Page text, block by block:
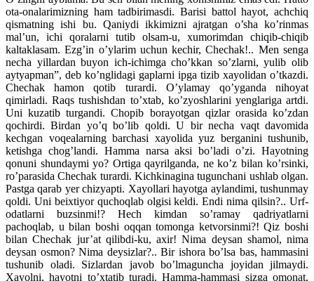
ota-onalarimizning ham tadbirimasdi. Barisi battol hayot, achchiq
qismatning ishi bu. Qaniydi ikkimizni ajratgan o’sha ko’rinmas
mal’un, ichi qoralarni tutib olsam-u, xumorimdan chiqib-chiqib
kaltaklasam. Ezg’in o’ylarim uchun kechir, Chechak!.. Men senga
necha yillardan buyon ich-ichimga cho’kkan so’zlarni, yulib olib
aytyapman”, deb ko’nglidagi gaplarni ipga tizib xayolidan o’tkazdi.
Chechak hamon qotib turardi. O’ylamay qo’yganda nihoyat
qimirladi. Raqs tushishdan to’xtab, ko’zyoshlarini yenglariga artdi.
Uni kuzatib turgandi. Chopib borayotgan qizlar orasida ko’zdan
qochirdi. Birdan yo’q bo’lib qoldi. U bir necha vaqt davomida
kechgan voqealarning barchasi xayolida yuz berganini tushunib,
ketishga chog’landi. Hamma narsa aksi bo’ladi o’zi. Hayotning
qonuni shundaymi yo? Ortiga qayrilganda, ne ko’z bilan ko’rsinki,
ro’parasida Chechak turardi. Kichkinagina tugunchani ushlab olgan.
Pastga qarab yer chizyapti. Xayollari hayotga aylandimi, tushunmay
qoldi. Uni beixtiyor quchoqlab olgisi keldi. Endi nima qilsin?.. Urf-
odatlarni buzsinmi!? Hech kimdan so’ramay qadriyatlarni
pachoqlab, u bilan boshi oqqan tomonga ketvorsinmi?! Qiz boshi
bilan Chechak jur’at qilibdi-ku, axir! Nima deysan shamol, nima
deysan osmon? Nima deysizlar?.. Bir ishora bo’lsa bas, hammasini
tushunib oladi. Sizlardan javob bo’lmaguncha joyidan jilmaydi.
Xayolni, hayotni to’xtatib turadi. Hamma-hammasi sizga omonat,